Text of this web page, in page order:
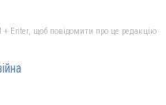
+ Enter, щоб повідомити про це редакцію